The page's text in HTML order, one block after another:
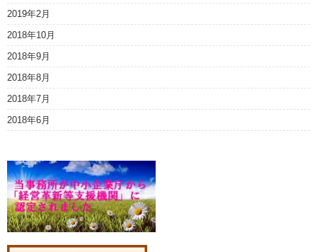
2019年2月
2018年10月
2018年9月
2018年8月
2018年7月
2018年6月